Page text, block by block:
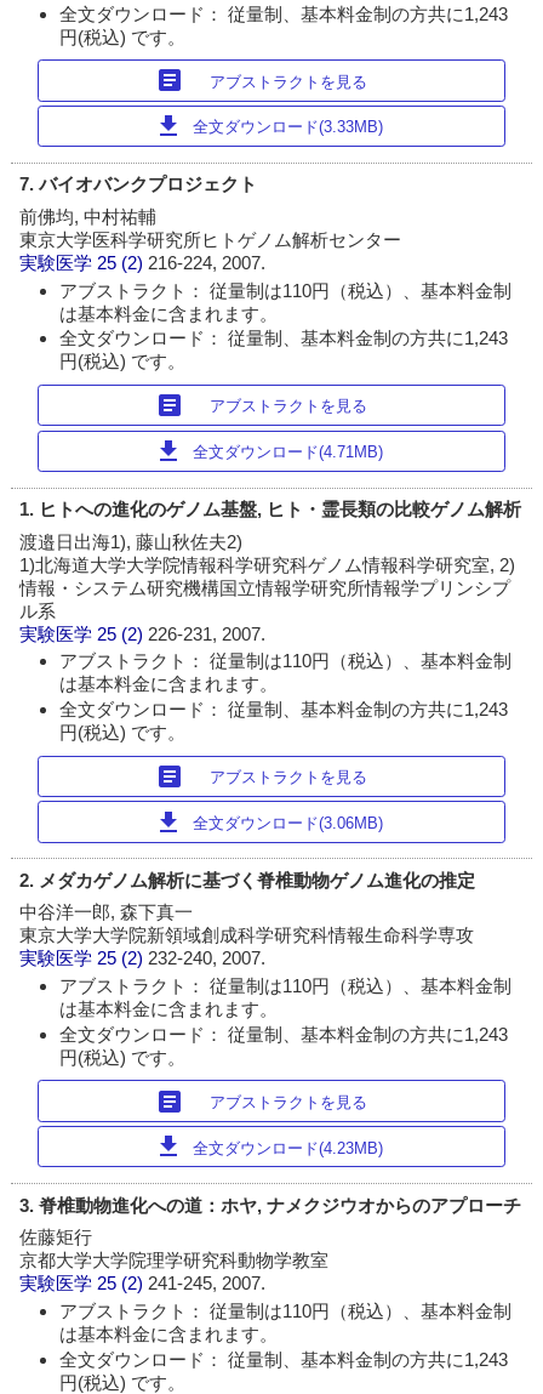
全文ダウンロード： 従量制、基本料金制の方共に1,243
円(税込) です。
article アブストラクトを見る
download 全文ダウンロード(3.33MB)
7. バイオバンクプロジェクト
前佛均, 中村祐輔
東京大学医科学研究所ヒトゲノム解析センター
実験医学 25 (2) 216-224, 2007.
アブストラクト： 従量制は110円（税込）、基本料金制
は基本料金に含まれます。
全文ダウンロード： 従量制、基本料金制の方共に1,243
円(税込) です。
article アブストラクトを見る
download 全文ダウンロード(4.71MB)
1. ヒトへの進化のゲノム基盤, ヒト・霊長類の比較ゲノム解析
渡邉日出海1), 藤山秋佐夫2)
1)北海道大学大学院情報科学研究科ゲノム情報科学研究室, 2)
情報・システム研究機構国立情報学研究所情報学プリンシプ
ル系
実験医学 25 (2) 226-231, 2007.
アブストラクト： 従量制は110円（税込）、基本料金制
は基本料金に含まれます。
全文ダウンロード： 従量制、基本料金制の方共に1,243
円(税込) です。
article アブストラクトを見る
download 全文ダウンロード(3.06MB)
2. メダカゲノム解析に基づく脊椎動物ゲノム進化の推定
中谷洋一郎, 森下真一
東京大学大学院新領域創成科学研究科情報生命科学専攻
実験医学 25 (2) 232-240, 2007.
アブストラクト： 従量制は110円（税込）、基本料金制
は基本料金に含まれます。
全文ダウンロード： 従量制、基本料金制の方共に1,243
円(税込) です。
article アブストラクトを見る
download 全文ダウンロード(4.23MB)
3. 脊椎動物進化への道：ホヤ, ナメクジウオからのアプローチ
佐藤矩行
京都大学大学院理学研究科動物学教室
実験医学 25 (2) 241-245, 2007.
アブストラクト： 従量制は110円（税込）、基本料金制
は基本料金に含まれます。
全文ダウンロード： 従量制、基本料金制の方共に1,243
円(税込) です。